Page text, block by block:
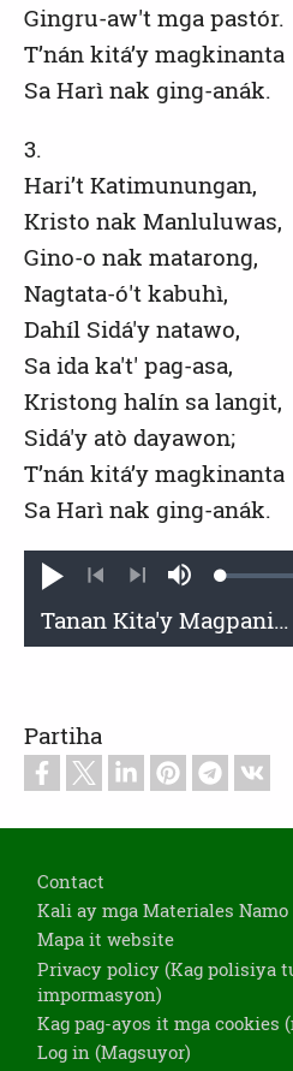
Gingru-aw't mga pastór.
T’nán kitá’y magkinanta
Sa Harì nak ging-anák.
3.
Hari’t Katimunungan,
Kristo nak Manluluwas,
Gino-o nak matarong,
Nagtata-ó't kabuhì,
Dahíl Sidá'y natawo,
Sa ida ka't' pag-asa,
Kristong halín sa langit,
Sidá'y atò dayawon;
T’nán kitá’y magkinanta
Sa Harì nak ging-anák.
Mag-
PreviousNext
Sarhan
tunog
Loaded:
Partiha
Contact
Kali ay mga Materiales Namo
Mapa it website
Privacy policy (Kag polisiya
impormasyon)
Kag pag-ayos it mga cookies
Log in (Magsuyor)